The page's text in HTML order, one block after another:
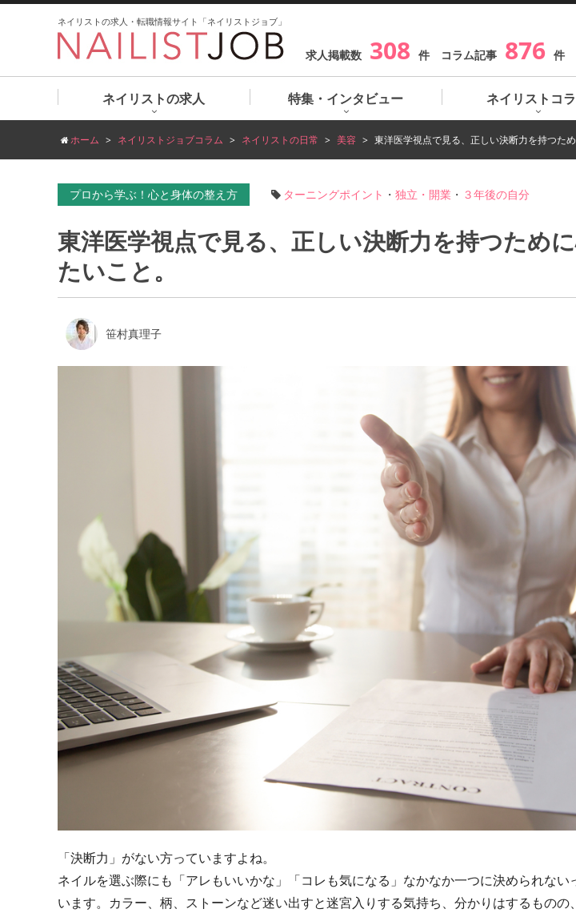
ネイリストの求人・転職情報サイト「ネイリストジョブ」
求人掲載数 308 件 コラム記事 876 件
ネイリストの求人 特集・インタビュー ネイリストコ
ホーム ネイリストジョブコラム ネイリストの日常 美容 東洋医学視点で見る、正しい決断力を持つた
プロから学ぶ！心と身体の整え方 ターニングポイント ・ 独立・開業 ・ ３年後の自分
東洋医学視点で見る、正しい決断力を持つため
たいこと。
笹村真理子
「決断力」がない方っていますよね。
ネイルを選ぶ際にも「アレもいいかな」「コレも気になる」なかなか一つに決められな
います。カラー、柄、ストーンなど迷い出すと迷宮入りする気持ち、分かりはするものの